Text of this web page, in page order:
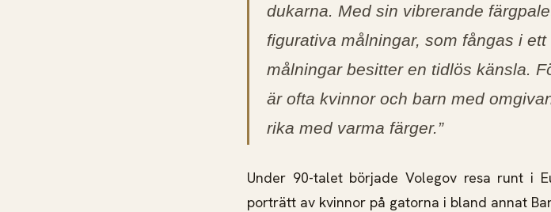
dukarna. Med sin vibrerande
figurativa målningar, som fångas i
målningar besitter en tidlös känsla.
är ofta kvinnor och barn med
rika med varma färger.”
Under 90-talet började Volegov resa runt i
porträtt av kvinnor på gatorna i bland annat